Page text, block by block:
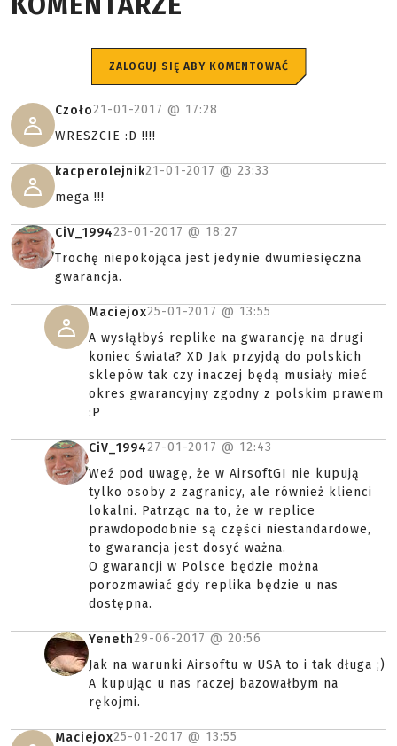
ZALOGUJ SIĘ ABY KOMENTOWAĆ
Czoło21-01-2017 @ 17:28
WRESZCIE :D !!!!
kacperolejnik21-01-2017 @ 23:33
mega !!!
CiV_199423-01-2017 @ 18:27
Trochę niepokojąca jest jedynie dwumiesięczna
gwarancja.
Maciejox25-01-2017 @ 13:55
A wysłąłbyś replike na gwarancję na drugi
koniec świata? XD Jak przyjdą do polskich
sklepów tak czy inaczej będą musiały mieć
okres gwarancyjny zgodny z polskim prawem
:P
CiV_199427-01-2017 @ 12:43
Weź pod uwagę, że w AirsoftGI nie kupują
tylko osoby z zagranicy, ale również klienci
lokalni. Patrząc na to, że w replice
prawdopodobnie są części niestandardowe,
to gwarancja jest dosyć ważna.
O gwarancji w Polsce będzie można
porozmawiać gdy replika będzie u nas
dostępna.
Yeneth29-06-2017 @ 20:56
Jak na warunki Airsoftu w USA to i tak długa ;)
A kupując u nas raczej bazowałbym na
rękojmi.
Maciejox25-01-2017 @ 13:55